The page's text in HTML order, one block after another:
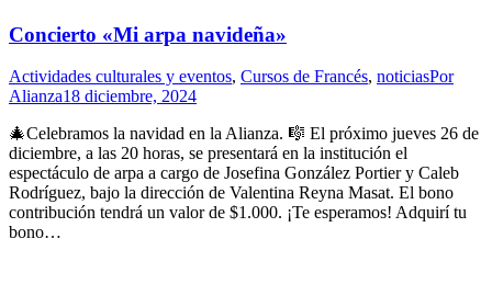
Concierto «Mi arpa navideña»
Actividades culturales y eventos, Cursos de Francés, noticiasPor
Alianza18 diciembre, 2024
🎄Celebramos la navidad en la Alianza. 🎼 El próximo jueves 26 de
diciembre, a las 20 horas, se presentará en la institución el
espectáculo de arpa a cargo de Josefina González Portier y Caleb
Rodríguez, bajo la dirección de Valentina Reyna Masat. El bono
contribución tendrá un valor de $1.000. ¡Te esperamos! Adquirí tu
bono…